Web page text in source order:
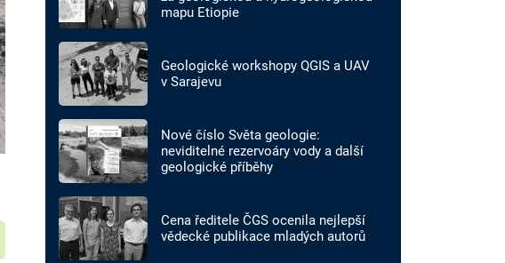
mapu Etiopie
Geologické workshopy QGIS a UAV
v Sarajevu
Nové číslo Světa geologie:
neviditelné rezervoáry vody a další
geologické příběhy
Cena ředitele ČGS ocenila nejlepší
vědecké publikace mladých autorů